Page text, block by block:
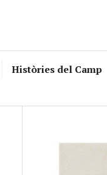
Històries del Camp